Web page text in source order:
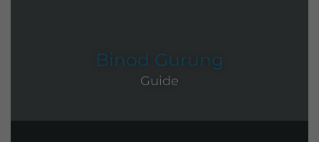
Binod Gurung
Guide